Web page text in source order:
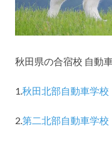
秋田県の合宿校 自動
1.秋田北部自動車学校
2.第二北部自動車学校